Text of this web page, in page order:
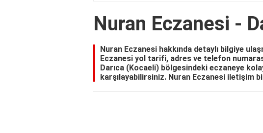
Nuran Eczanesi -
Nuran Eczanesi hakkında detaylı bilgiye
Eczanesi yol tarifi, adres ve telefon
Darıca (Kocaeli) bölgesindeki eczaneye
karşılayabilirsiniz. Nuran Eczanesi iletişim